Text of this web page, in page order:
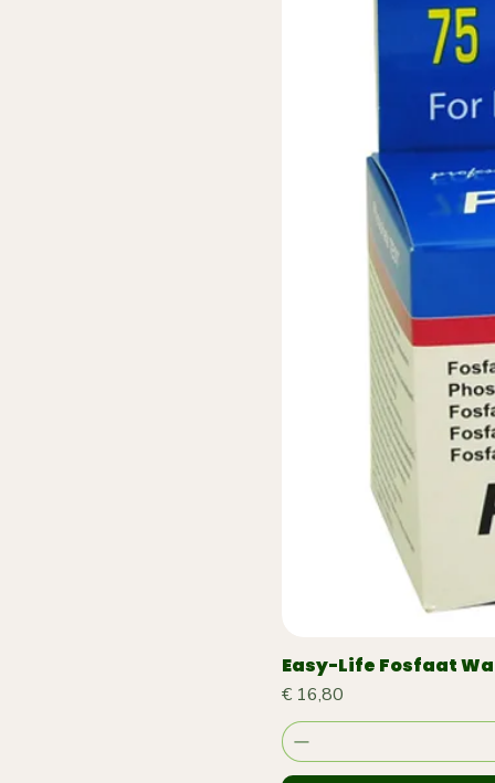
Easy-Life Fosfaat
Prijs
€ 16,80